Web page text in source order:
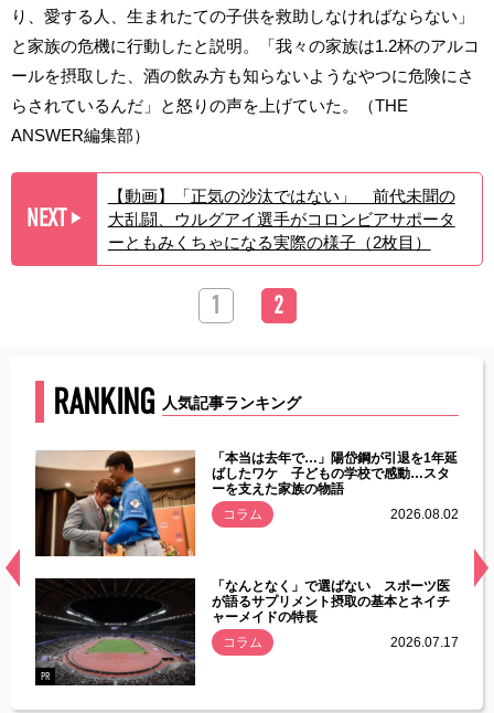
り、愛する人、生まれたての子供を救助しなければならない」
と家族の危機に行動したと説明。「我々の家族は1.2杯のアルコ
ールを摂取した、酒の飲み方も知らないようなやつに危険にさ
らされているんだ」と怒りの声を上げていた。（THE
ANSWER編集部）
NEXT ▶︎
【動画】「正気の沙汰ではない」 前代未聞の
大乱闘、ウルグアイ選手がコロンビアサポータ
ーともみくちゃになる実際の様子（2枚目）
1 2
RANKING 人気記事ランキング
常
「本当は去年で…」陽岱鋼が引退を1年延
ばしたワケ 子どもの学校で感動…スタ
ーを支えた家族の物語
コラム
2026.08.02
PR
「なんとなく」で選ばない スポーツ医
が語るサプリメント摂取の基本とネイチ
ャーメイドの特長
コラム
2026.07.17